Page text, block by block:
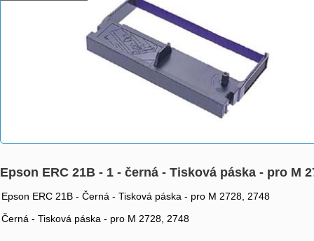
Epson ERC 21B - 1 - černá - Tisková páska - pro M
Epson ERC 21B - Černá - Tisková páska - pro M 2728, 2748
Černá - Tisková páska - pro M 2728, 2748